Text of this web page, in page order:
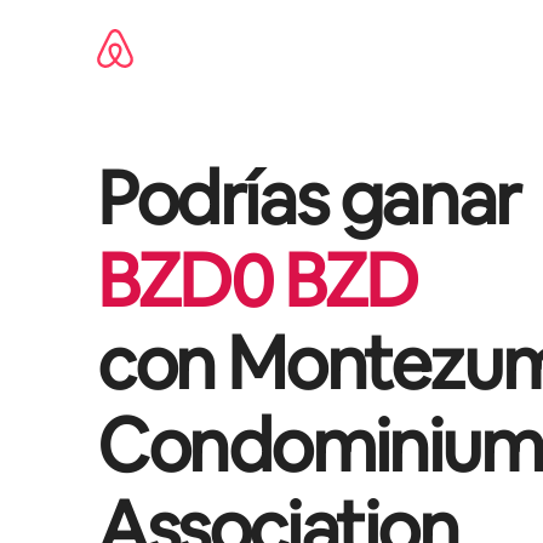
Podrías ganar
BZD0BZD
con
Condominium